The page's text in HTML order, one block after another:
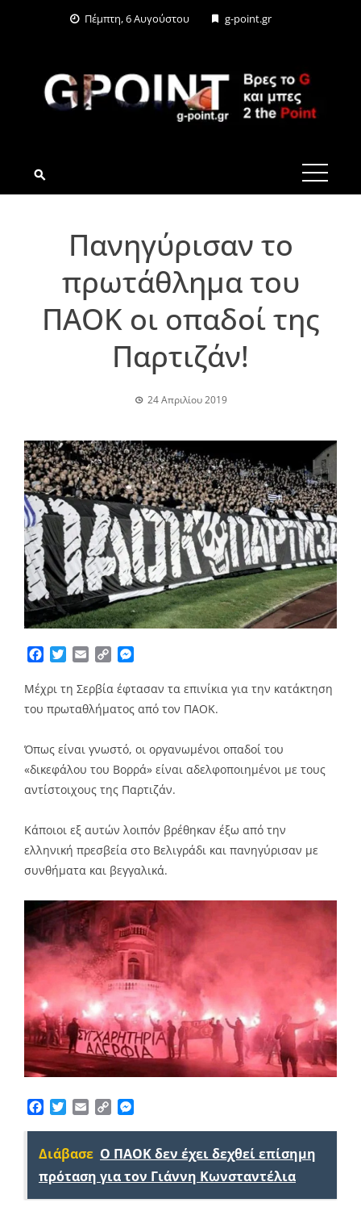
Πέμπτη, 6 Αυγούστου g-point.gr
G-POINT.GR
Πανηγύρισαν το
πρωτάθλημα του
ΠΑΟΚ οι οπαδοί της
Παρτιζάν!
24 Απριλίου 2019
Facebook
TwitterEmailCopy
Μέχρι τη Σερβία έφτασαν τα επινίκια για την κατάκτηση
του πρωταθλήματος από τον ΠΑΟΚ.
Όπως είναι γνωστό, οι οργανωμένοι οπαδοί του
«δικεφάλου του Βορρά» είναι αδελφοποιημένοι με τους
αντίστοιχους της Παρτιζάν.
Κάποιοι εξ αυτών λοιπόν βρέθηκαν έξω από την
ελληνική πρεσβεία στο Βελιγράδι και πανηγύρισαν με
συνθήματα και βεγγαλικά.
Facebook
TwitterEmailCopy
Διάβασε Ο ΠΑΟΚ δεν έχει δεχθεί επίσημη
πρόταση για τον Γιάννη Κωνσταντέλια